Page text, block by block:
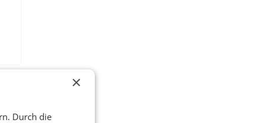
×
Durch die